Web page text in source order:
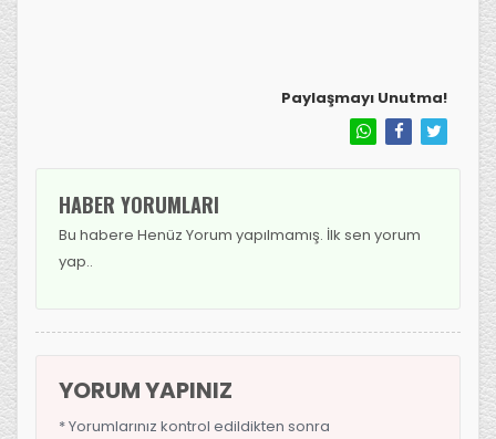
Paylaşmayı Unutma!
HABER YORUMLARI
Bu habere Henüz Yorum yapılmamış. İlk sen yorum
yap..
YORUM YAPINIZ
* Yorumlarınız kontrol edildikten sonra